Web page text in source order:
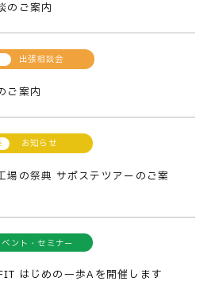
のご案内
出張相談会
ご案内
お知らせ
場の祭典 サポステツアーのご案
ベント・セミナー
はじめの一歩Aを開催します